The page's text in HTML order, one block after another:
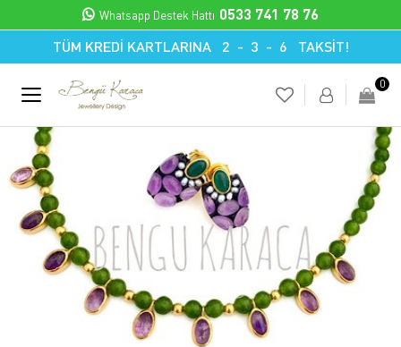
TÜM KREDİ KARTLARINA 2 - 3 - 6 TAKSİT!
Whatsapp Destek Hattı 0533 741 78 76
0